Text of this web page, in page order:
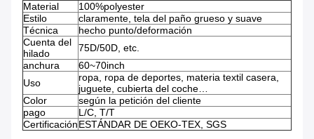
Material
100%polyester
Estilo
claramente, tela del paño grueso y suave
Técnica
hecho punto/deformación
Cuenta del
hilado
75D/50D, etc.
anchura
60~70inch
Uso
ropa, ropa de deportes, materia textil casera,
juguete, cubierta del coche…
Color
según la petición del cliente
pago
L/C, T/T
CertificaciónESTÁNDAR DE OEKO-TEX, SGS